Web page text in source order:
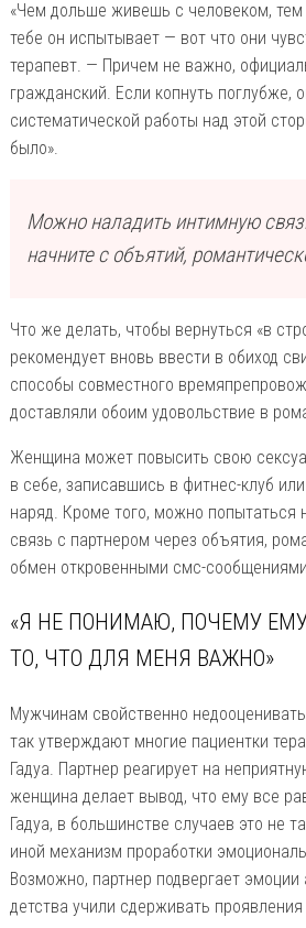
«Чем дольше живешь с человеком,
тебе он испытывает — вот что они
терапевт. — Причем не важно,
гражданский. Если копнуть поглубже,
систематической работы над этой
было».
Можно наладить интимную
начните с объятий,
Что же делать, чтобы вернуться «в
рекомендует вновь ввести в обиход
способы совместного
доставляли обоим удовольствие в
Женщина может повысить свою
в себе, записавшись в фитнес-клуб
наряд. Кроме того, можно попытаться
связь с партнером через объятия,
обмен откровенными смс-
«Я НЕ ПОНИМАЮ, ПОЧЕМУ
ТО, ЧТО ДЛЯ МЕНЯ ВАЖНО»
Мужчинам свойственно
так утверждают многие пациентки
Гадуа. Партнер реагирует на
женщина делает вывод, что ему все
Гадуа, в большинстве случаев это не
иной механизм проработки
Возможно, партнер подвергает
детства учили сдерживать проявления